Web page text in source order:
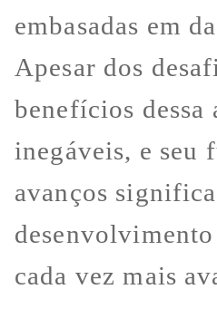
embasadas em
Apesar dos
benefícios dessa
inegáveis, e seu
avanços
cada vez mais